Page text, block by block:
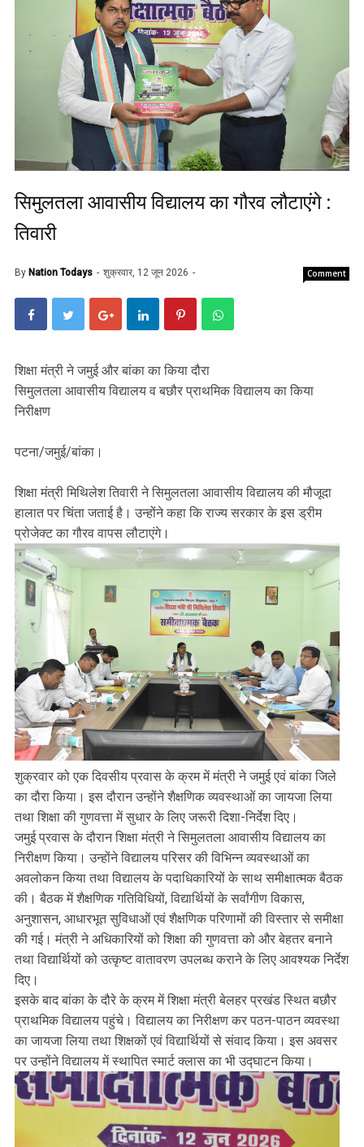
सिमुलतला आवासीय विद्यालय का गौरव लौटाएंगे :
तिवारी
By Nation Todays शुक्रवार, 12 जून 2026 Comment
शिक्षा मंत्री ने जमुई और बांका का किया दौरा
सिमुलतला आवासीय विद्यालय व बछौर प्राथमिक विद्यालय का किया
निरीक्षण
पटना/जमुई/बांका।
शिक्षा मंत्री मिथिलेश तिवारी ने सिमुलतला आवासीय विद्यालय की मौजूदा
हालात पर चिंता जताई है। उन्होंने कहा कि राज्य सरकार के इस ड्रीम
प्रोजेक्ट का गौरव वापस लौटाएंगे।
शुक्रवार को एक दिवसीय प्रवास के क्रम में मंत्री ने जमुई एवं बांका जिले
का दौरा किया। इस दौरान उन्होंने शैक्षणिक व्यवस्थाओं का जायजा लिया
तथा शिक्षा की गुणवत्ता में सुधार के लिए जरूरी दिशा-निर्देश दिए।
जमुई प्रवास के दौरान शिक्षा मंत्री ने सिमुलतला आवासीय विद्यालय का
निरीक्षण किया। उन्होंने विद्यालय परिसर की विभिन्न व्यवस्थाओं का
अवलोकन किया तथा विद्यालय के पदाधिकारियों के साथ समीक्षात्मक बैठक
की। बैठक में शैक्षणिक गतिविधियों, विद्यार्थियों के सर्वांगीण विकास,
अनुशासन, आधारभूत सुविधाओं एवं शैक्षणिक परिणामों की विस्तार से समीक्षा
की गई। मंत्री ने अधिकारियों को शिक्षा की गुणवत्ता को और बेहतर बनाने
तथा विद्यार्थियों को उत्कृष्ट वातावरण उपलब्ध कराने के लिए आवश्यक निर्देश
दिए।
इसके बाद बांका के दौरे के क्रम में शिक्षा मंत्री बेलहर प्रखंड स्थित बछौर
प्राथमिक विद्यालय पहुंचे। विद्यालय का निरीक्षण कर पठन-पाठन व्यवस्था
का जायजा लिया तथा शिक्षकों एवं विद्यार्थियों से संवाद किया। इस अवसर
पर उन्होंने विद्यालय में स्थापित स्मार्ट क्लास का भी उद्घाटन किया।